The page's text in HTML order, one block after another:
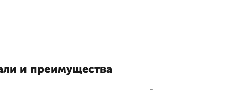
и преимущества